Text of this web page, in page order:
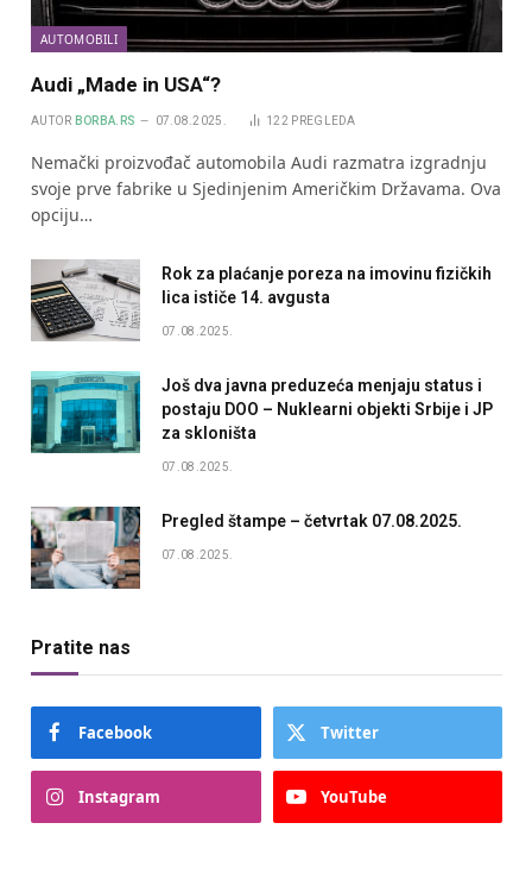
AUTOMOBILI
Audi „Made in USA“?
AUTOR BORBA.RS 07.08.2025. 122 PREGLEDA
Nemački proizvođač automobila Audi razmatra izgradnju
svoje prve fabrike u Sjedinjenim Američkim Državama. Ova
opciju…
Rok za plaćanje poreza na imovinu fizičkih
lica ističe 14. avgusta
07.08.2025.
Još dva javna preduzeća menjaju status i
postaju DOO – Nuklearni objekti Srbije i JP
za skloništa
07.08.2025.
Pregled štampe – četvrtak 07.08.2025.
07.08.2025.
Pratite nas
Facebook Twitter
Instagram YouTube